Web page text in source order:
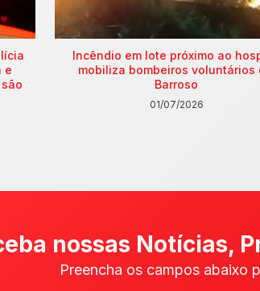
e
Incêndio em lote próximo ao
mobiliza bombeiros voluntários
Barroso
01/07/2026
nossas Notícias,
Preencha os campos abaixo